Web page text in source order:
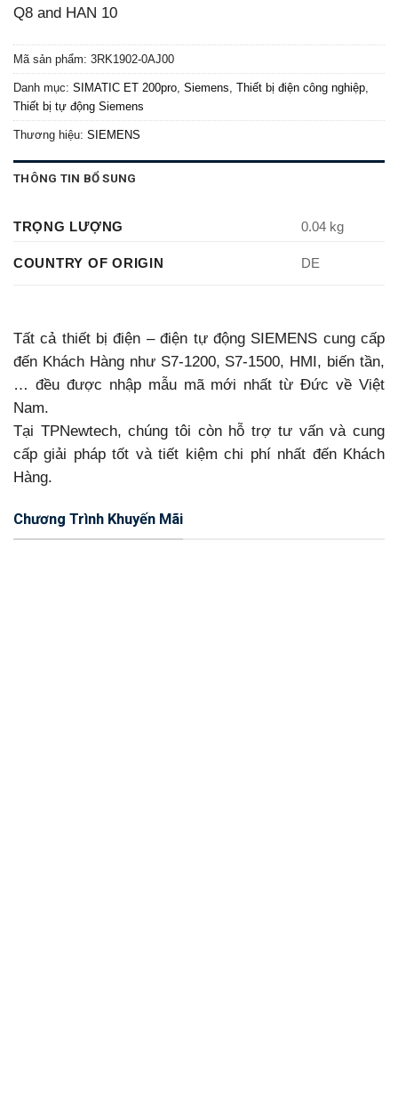
Q8 and HAN 10
Mã sản phẩm: 3RK1902-0AJ00
Danh mục: SIMATIC ET 200pro Siemens Thiết bị điện công nghiệp
Thiết bị tự động Siemens
Thương hiệu: SIEMENS
THÔNG TIN BỔ SUNG
TRỌNG LƯỢNG 0.04 kg
COUNTRY OF ORIGIN DE
Tất cả thiết bị điện – điện tự động SIEMENS cung cấp
đến Khách Hàng như S7-1200, S7-1500, HMI, biến tần,
… đều được nhập mẫu mã mới nhất từ Đức về Việt
Nam.
Tại TPNewtech, chúng tôi còn hỗ trợ tư vấn và cung
cấp giải pháp tốt và tiết kiệm chi phí nhất đến Khách
Hàng.
Chương Trình Khuyến Mãi